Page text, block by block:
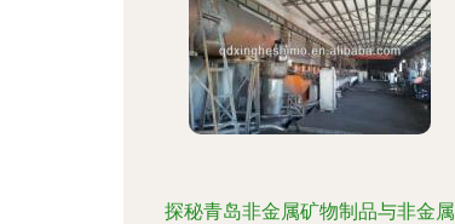
探秘青岛非金属矿物制品与非金属